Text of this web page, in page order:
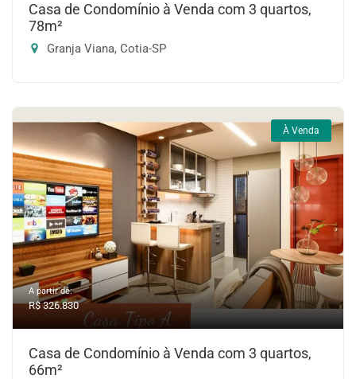
Casa de Condomínio à Venda com 3 quartos,
78m²
Granja Viana, Cotia-SP
À Venda
A partir de:
R$ 326.830
Casa de Condomínio à Venda com 3 quartos,
66m²